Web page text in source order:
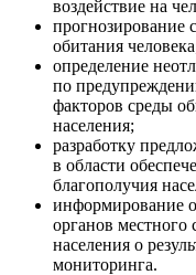
воздействие на
прогнозирование
обитания
определение
по
факторов среды
населения;
разработку
в области
благополучия
информирование
органов местного
населения о
мониторинга.